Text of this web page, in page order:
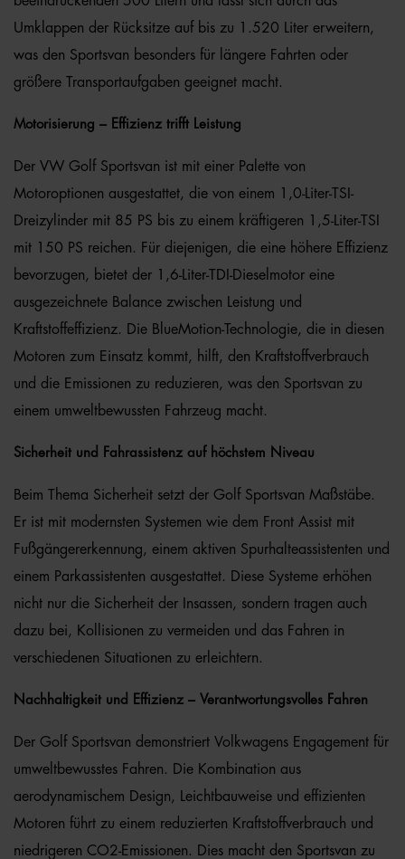
Umklappen der Rücksitze auf bis zu 1.520 Liter erweitern,
was den Sportsvan besonders für längere Fahrten oder
größere Transportaufgaben geeignet macht.
Motorisierung – Effizienz trifft Leistung
Der VW Golf Sportsvan ist mit einer Palette von
Motoroptionen ausgestattet, die von einem 1,0-Liter-TSI-
Dreizylinder mit 85 PS bis zu einem kräftigeren 1,5-Liter-TSI
mit 150 PS reichen. Für diejenigen, die eine höhere Effizienz
bevorzugen, bietet der 1,6-Liter-TDI-Dieselmotor eine
ausgezeichnete Balance zwischen Leistung und
Kraftstoffeffizienz. Die BlueMotion-Technologie, die in diesen
Motoren zum Einsatz kommt, hilft, den Kraftstoffverbrauch
und die Emissionen zu reduzieren, was den Sportsvan zu
einem umweltbewussten Fahrzeug macht.
Sicherheit und Fahrassistenz auf höchstem Niveau
Beim Thema Sicherheit setzt der Golf Sportsvan Maßstäbe.
Er ist mit modernsten Systemen wie dem Front Assist mit
Fußgängererkennung, einem aktiven Spurhalteassistenten und
einem Parkassistenten ausgestattet. Diese Systeme erhöhen
nicht nur die Sicherheit der Insassen, sondern tragen auch
dazu bei, Kollisionen zu vermeiden und das Fahren in
verschiedenen Situationen zu erleichtern.
Nachhaltigkeit und Effizienz – Verantwortungsvolles Fahren
Der Golf Sportsvan demonstriert Volkwagens Engagement für
umweltbewusstes Fahren. Die Kombination aus
aerodynamischem Design, Leichtbauweise und effizienten
Motoren führt zu einem reduzierten Kraftstoffverbrauch und
niedrigeren CO2-Emissionen. Dies macht den Sportsvan zu